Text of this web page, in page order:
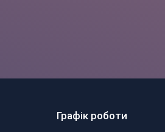
Графік роботи